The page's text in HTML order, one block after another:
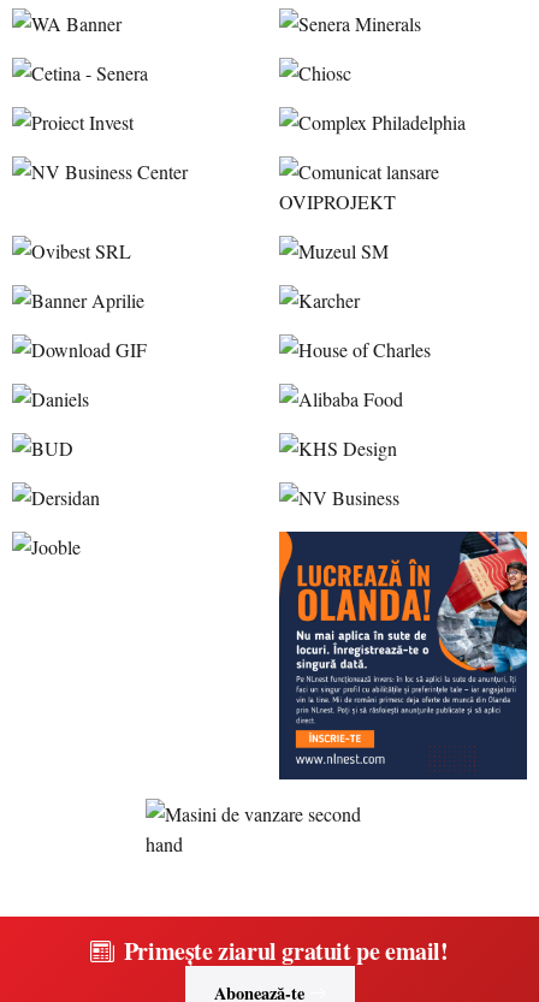
Primește ziarul gratuit pe email!
Abonează-te